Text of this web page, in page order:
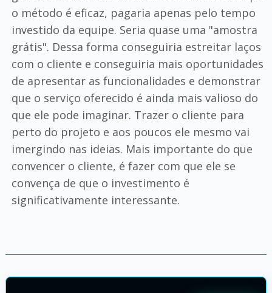
o método é eficaz, pagaria apenas pelo tempo
investido da equipe. Seria quase uma "amostra
grátis". Dessa forma conseguiria estreitar laços
com o cliente e conseguiria mais oportunidades
de apresentar as funcionalidades e demonstrar
que o serviço oferecido é ainda mais valioso do
que ele pode imaginar. Trazer o cliente para
perto do projeto e aos poucos ele mesmo vai
imergindo nas ideias. Mais importante do que
convencer o cliente, é fazer com que ele se
convença de que o investimento é
significativamente interessante.